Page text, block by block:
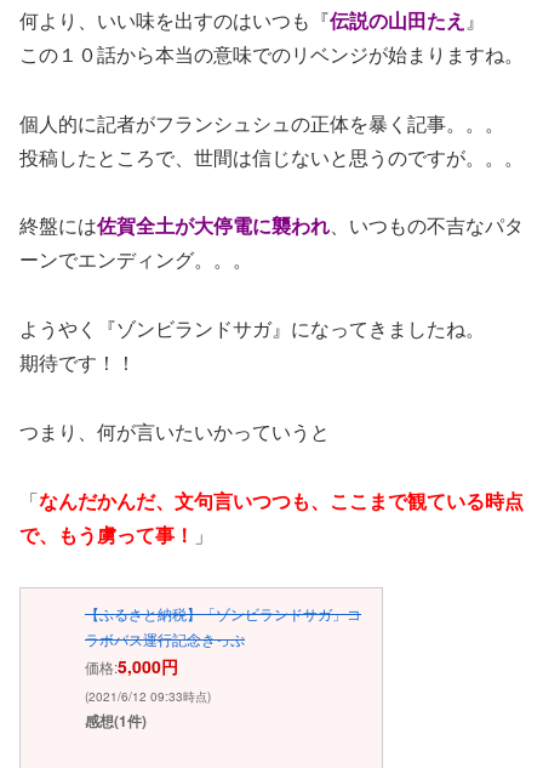
何より、いい味を出すのはいつも『伝説の山田たえ 』
この１０話から本当の意味でのリベンジが始まりますね。
個人的に記者がフランシュシュの正体を暴く記事。。。
投稿したところで、世間は信じないと思うのですが。。。
終盤には佐賀全土が大停電に襲われ、いつもの不吉なパタ
ーンでエンディング。。。
ようやく『ゾンビランドサガ』になってきましたね。
期待です！！
つまり、何が言いたいかっていうと
「なんだかんだ、文句言いつつも、ここまで観ている時点
で、もう虜って事！ 」
【ふるさと納税】「ゾンビランドサガ」コ
ラボバス運行記念きっぷ
価格:5,000円
(2021/6/12 09:33時点)
感想(1件)